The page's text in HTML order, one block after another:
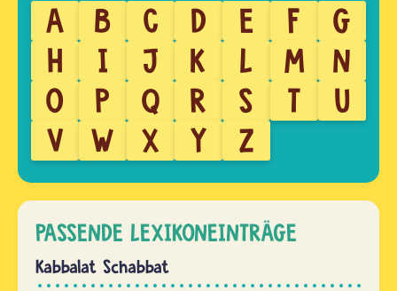
A B C D E F
G
H
I J K L M
N
O
P Q R S T
U
V
W X Y Z
PASSENDE LEXIKONEINTRÄGE
Kabbalat Schabbat